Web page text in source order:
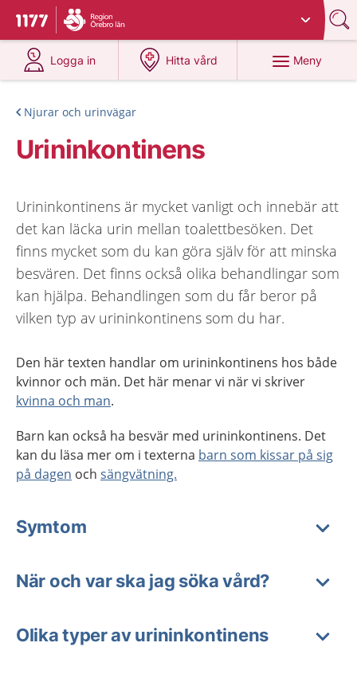
Till startsidan för 1177
Du har valt region
Logga in
på 1177.se
Hitta vård
på 1177.se
Meny
Njurar och urinvägar
Urininkontinens
Urininkontinens är mycket vanligt och innebär att
det kan läcka urin mellan toalettbesöken. Det
finns mycket som du kan göra själv för att minska
besvären. Det finns också olika behandlingar som
kan hjälpa. Behandlingen som du får beror på
vilken typ av urininkontinens som du har.
Den här texten handlar om urininkontinens hos både
kvinnor och män. Det här menar vi när vi skriver
kvinna och man.
Barn kan också ha besvär med urininkontinens. Det
kan du läsa mer om i texterna barn som kissar på sig
på dagen och sängvätning.
Symtom
När och var ska jag söka vård?
Olika typer av urininkontinens